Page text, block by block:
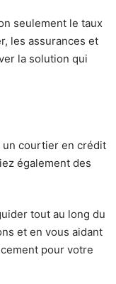
seulement le taux
les assurances et
la solution qui
un courtier en crédit
également des
tout au long du
et en vous aidant
pour votre